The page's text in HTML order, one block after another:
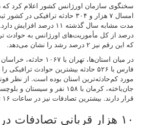
سخنگوی سازمان اورژانس کشور اعلام کرد که
امسال ۷ هزار و ۳۰۴ حادثه ترافیکی در
درصد از کل مأموریت‌های اورژانس به حوادث
که این رقم نیز ۲ درصد رشد را نشان می‌دهد.
قرار دارند. بیشترین تصادفات نیز در ساعات ۱۶ تا ۲۰ رخ داده است.
۱۰ هزار قربانی تصادفات